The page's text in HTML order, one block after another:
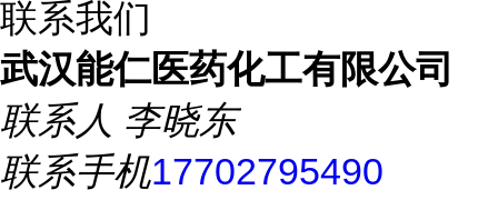
联系我们
武汉能仁医药化工有限公司
联系人 李晓东
联系手机17702795490